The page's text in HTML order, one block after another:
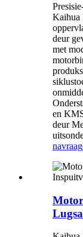
Kaihua
deur
met
en
deur
navraag